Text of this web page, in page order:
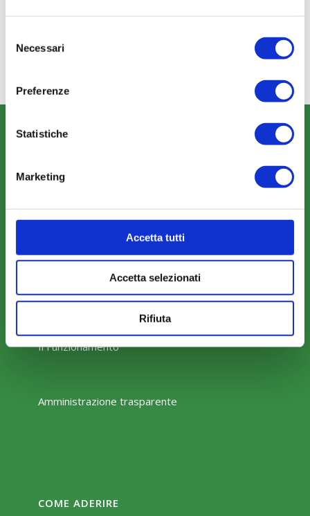
delNecessari
Preferenze
Statistiche
Marketing
Accetta tutti
Accetta selezionati
Rifiuta
CHI SIAMO
Le Parti Sociali
COSA FACCIAMO
Perché scegliere FonARCom
Il Funzionamento
Amministrazione trasparente
COME ADERIRE